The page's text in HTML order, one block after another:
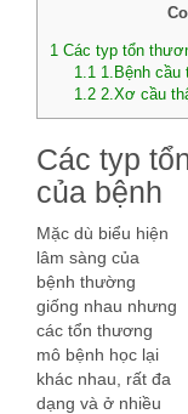
1 Các typ tổn
1.11.Bệnh cầu
1.22.Xơ cầu
Các typ
của bệnh
Mặc dù biểu hiện
lâm sàng của
bệnh thường
giống nhau nhưng
các tổn thương
mô bệnh học lại
khác nhau, rất đa
dạng và ở nhiều